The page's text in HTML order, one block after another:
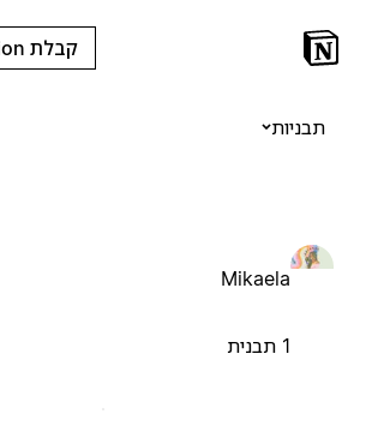
קבלת Notion בחינם
תבניות
Mikaela